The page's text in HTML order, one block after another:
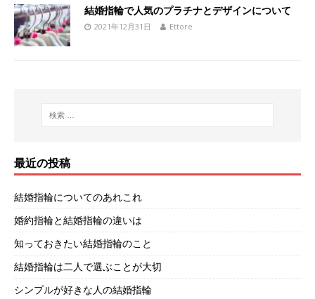
結婚指輪で人気のプラチナとデザインについて
2021年12月31日 Ettore
最近の投稿
結婚指輪についてのあれこれ
婚約指輪と結婚指輪の違いは
知っておきたい結婚指輪のこと
結婚指輪は二人で選ぶことが大切
シンプルが好きな人の結婚指輪